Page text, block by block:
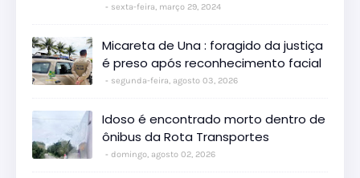
sexta-feira, março 29, 2024
Micareta de Una : foragido da justiça
é preso após reconhecimento facial
segunda-feira, agosto 03, 2026
Idoso é encontrado morto dentro de
ônibus da Rota Transportes
domingo, agosto 02, 2026